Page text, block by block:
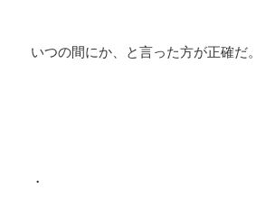
いつの間にか、と言った方が正確だ。
・